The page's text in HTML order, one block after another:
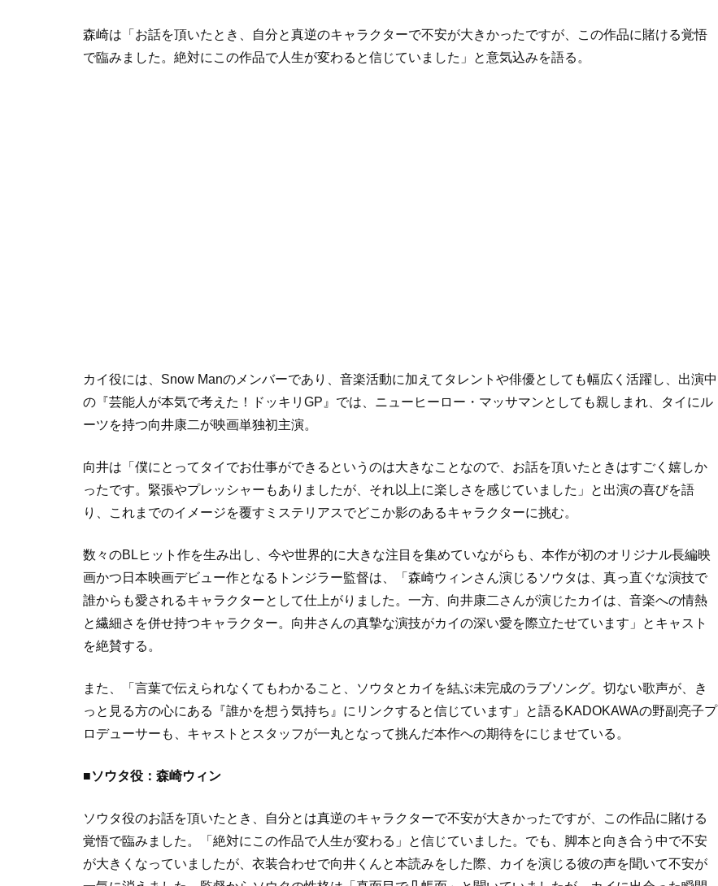
森崎は「お話を頂いたとき、自分と真逆のキャラクターで不安が大きかったですが、この作品に賭ける覚悟
で臨みました。絶対にこの作品で人生が変わると信じていました」と意気込みを語る。
カイ役には、Snow Manのメンバーであり、音楽活動に加えてタレントや俳優としても幅広く活躍し、出演中
の『芸能人が本気で考えた！ドッキリGP』では、ニューヒーロー・マッサマンとしても親しまれ、タイにル
ーツを持つ向井康二が映画単独初主演。
向井は「僕にとってタイでお仕事ができるというのは大きなことなので、お話を頂いたときはすごく嬉しか
ったです。緊張やプレッシャーもありましたが、それ以上に楽しさを感じていました」と出演の喜びを語
り、これまでのイメージを覆すミステリアスでどこか影のあるキャラクターに挑む。
数々のBLヒット作を生み出し、今や世界的に大きな注目を集めていながらも、本作が初のオリジナル長編映
画かつ日本映画デビュー作となるトンジラー監督は、「森崎ウィンさん演じるソウタは、真っ直ぐな演技で
誰からも愛されるキャラクターとして仕上がりました。一方、向井康二さんが演じたカイは、音楽への情熱
と繊細さを併せ持つキャラクター。向井さんの真摯な演技がカイの深い愛を際立たせています」とキャスト
を絶賛する。
また、「言葉で伝えられなくてもわかること、ソウタとカイを結ぶ未完成のラブソング。切ない歌声が、き
っと見る方の心にある『誰かを想う気持ち』にリンクすると信じています」と語るKADOKAWAの野副亮子プ
ロデューサーも、キャストとスタッフが一丸となって挑んだ本作への期待をにじませている。
■ソウタ役：森崎ウィン
ソウタ役のお話を頂いたとき、自分とは真逆のキャラクターで不安が大きかったですが、この作品に賭ける
覚悟で臨みました。「絶対にこの作品で人生が変わる」と信じていました。でも、脚本と向き合う中で不安
が大きくなっていましたが、衣装合わせで向井くんと本読みをした際、カイを演じる彼の声を聞いて不安が